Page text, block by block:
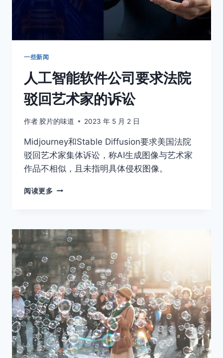
一些新闻
人工智能软件公司要求法院
驳回艺术家的诉讼
作者 胶片的味道 2023 年 5 月 2 日
Midjourney和Stable Diffusion要求美国法院
驳回艺术家集体诉讼，称AI生成图像与艺术家
作品不相似，且未指明具体侵权图像。
阅读更多 人
软
件
公
要
求
法
院
驳
回
艺
术
家